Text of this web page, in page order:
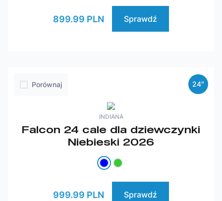
899.99 PLN Sprawdź
Porównaj
INDIANA
Falcon 24 cale dla dziewczynki
Niebieski 2026
24″
999.99 PLN Sprawdź